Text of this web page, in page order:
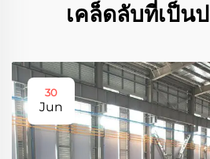
เคล็ดลับที่เป็น
30
Jun